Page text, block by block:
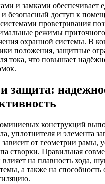
и замками обеспечивает
безопасный доступ к
проветривания
режимы
охранной системы. В
положения, защитные
тока, что повышает
защита:
конструкций
уплотнителя и элемента
от геометрии рамы,
створки. Правильная
на плавность хода,
а также на способность